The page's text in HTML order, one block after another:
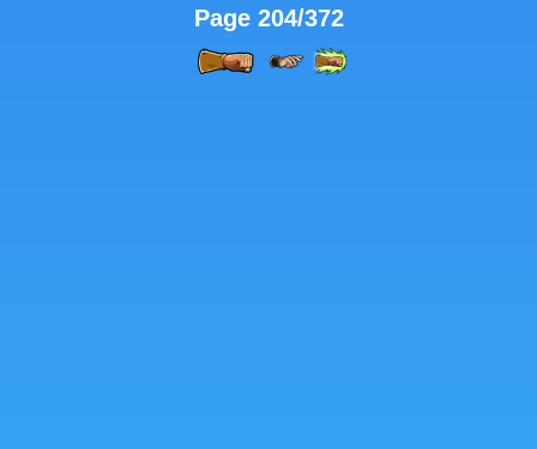
Page 204/372